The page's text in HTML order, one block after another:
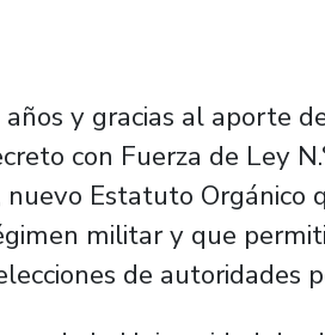
y gracias al aporte
con Fuerza de Ley
nuevo Estatuto Orgánico
militar y que
de autoridades